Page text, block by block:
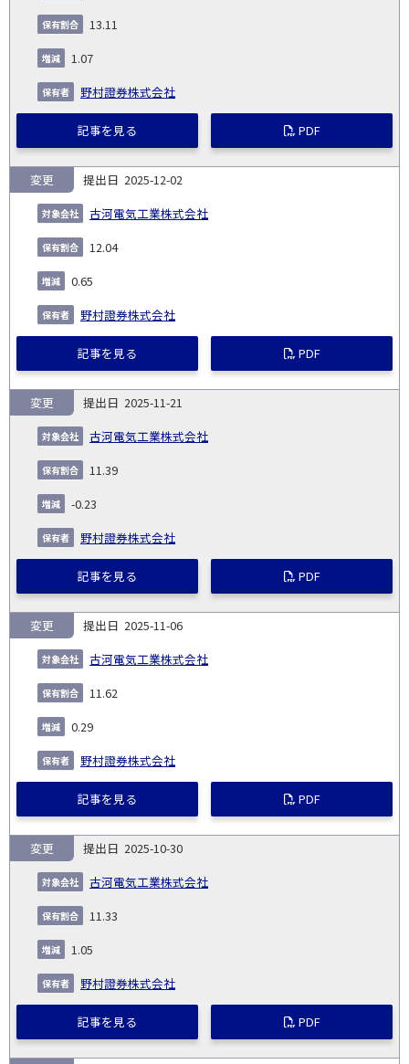
13.11
1.07
野村證券株式会社
記事を見る PDF
2025-12-02
古河電気工業株式会社
変更
12.04
0.65
野村證券株式会社
記事を見る PDF
2025-11-21
古河電気工業株式会社
変更
11.39
-0.23
野村證券株式会社
記事を見る PDF
2025-11-06
古河電気工業株式会社
変更
11.62
0.29
野村證券株式会社
記事を見る PDF
2025-10-30
古河電気工業株式会社
変更
11.33
1.05
野村證券株式会社
記事を見る PDF